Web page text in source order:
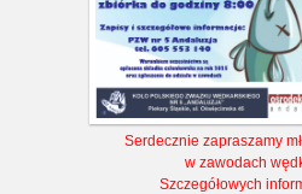
Serdecznie zapraszamy
w zawodach
Szczegółowych